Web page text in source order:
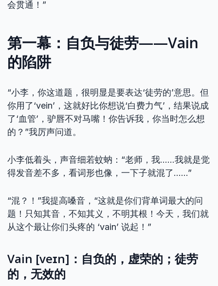
会贯通！”
第一幕：自负与徒劳——Vain
的陷阱
“小李，你这道题，很明显是要表达‘徒劳的’意思。但
你用了‘vein’，这就好比你想说‘白费力气’，结果说成
了‘血管’，驴唇不对马嘴！你告诉我，你当时怎么想
的？”我厉声问道。
小李低着头，声音细若蚊蚋：“老师，我……我就是觉
得发音差不多，看词形也像，一下子就混了……”
“混？！”我提高嗓音，“这就是你们背单词最大的问
题！只知其音，不知其义，不明其根！今天，我们就
从这个最让你们头疼的 ‘vain’ 说起！”
Vain [veɪn]：自负的，虚荣的；徒劳
的，无效的